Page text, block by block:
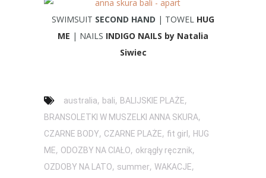
SWIMSUIT SECOND HAND | TOWEL HUG
ME | NAILS INDIGO NAILS by Natalia
Siwiec
australia, bali, BALIJSKIE PLAŻE,
BRANSOLETKI W MUSZELKI ANNA SKURA,
CZARNE BODY, CZARNE PLAŻE, fit girl , HUG
ME, ODOZBY NA CIAŁO, okrągły ręcznik,
OZDOBY NA LATO, summer, WAKACJE,